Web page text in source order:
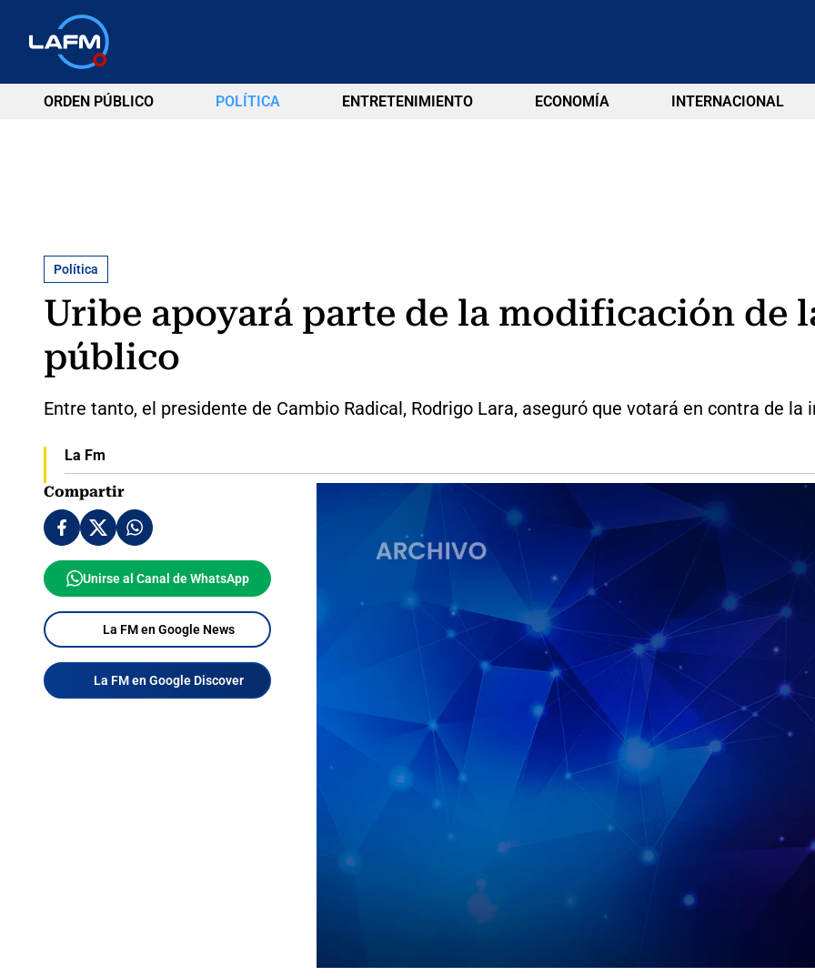
ORDEN PÚBLICO POLÍTICA ENTRETENIMIENTO ECONOMÍA INTERNACIONAL
Política
Uribe apoyará parte de la modificación de
público
Entre tanto, el presidente de Cambio Radical, Rodrigo Lara, aseguró que votará en contra de
La Fm
Compartir
Unirse al Canal de WhatsApp
La FM en Google News
La FM en Google Discover